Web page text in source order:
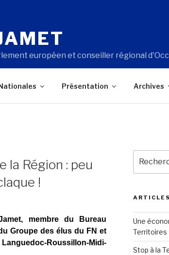
européen et conseiller régional
Présentation Archives
la Région : peu
!
membre du Bureau
Groupe des élus du FN et
Roussillon-Midi-
pour
Une
Territoires
Stop à la